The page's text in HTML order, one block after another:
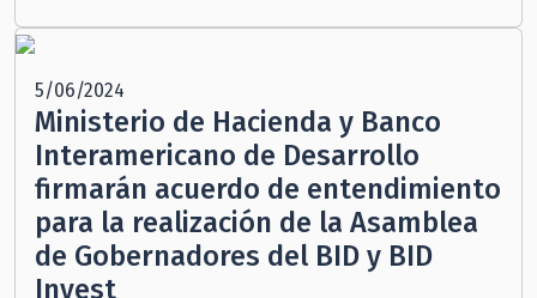
5/06/2024
Ministerio de Hacienda y Banco
Interamericano de Desarrollo
firmarán acuerdo de entendimiento
para la realización de la Asamblea
de Gobernadores del BID y BID
Invest